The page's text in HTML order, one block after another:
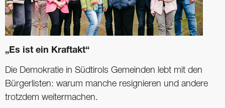
„Es ist ein Kraftakt“
Die Demokratie in Südtirols Gemeinden lebt mit den
Bürgerlisten: warum manche resignieren und andere
trotzdem weitermachen.